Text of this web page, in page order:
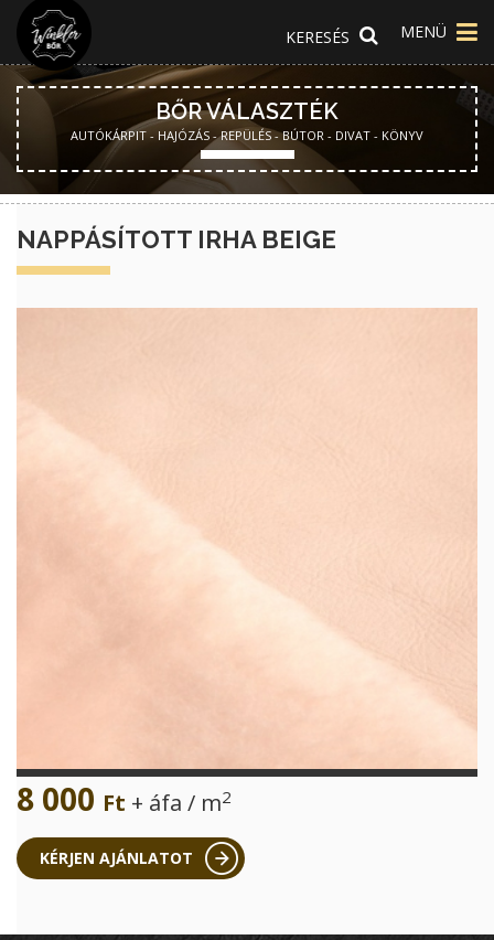
MENÜ
BŐR VÁLASZTÉK
AUTÓKÁRPIT - HAJÓZÁS - REPÜLÉS - BÚTOR - DIVAT - KÖNYV
NAPPÁSÍTOTT IRHA BEIGE
8 000 Ft + áfa / m2
KÉRJEN AJÁNLATOT